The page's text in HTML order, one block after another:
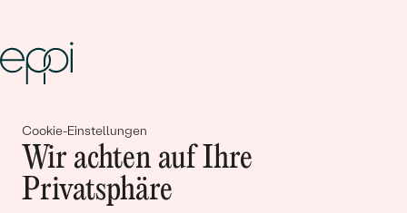
Cookie-Einstellungen
Wir achten auf Ihre
Privatsphäre
Gemeinsam erschaffen wir
Geschichten von Schönheit und
Liebe